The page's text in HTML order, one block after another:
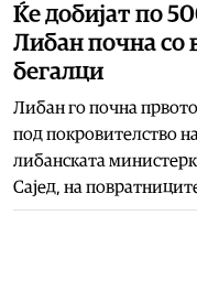
Ќе добијат по
Либан почна со
бегалци
Либан го почна
под покровителство
либанската
Сајед, на